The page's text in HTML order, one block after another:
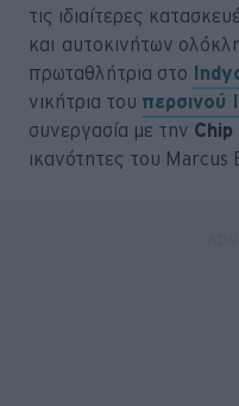
τις ιδιαίτερες
και αυτοκινήτων
πρωταθλήτρια στο
νικήτρια του περσινού
συνεργασία με την Chip
ικανότητες του Marcus